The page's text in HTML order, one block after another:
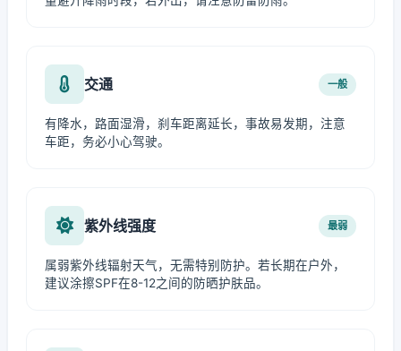
交通 一般
有降水，路面湿滑，刹车距离延长，事故易发期，注意
车距，务必小心驾驶。
紫外线强度 最弱
属弱紫外线辐射天气，无需特别防护。若长期在户外，
建议涂擦SPF在8-12之间的防晒护肤品。